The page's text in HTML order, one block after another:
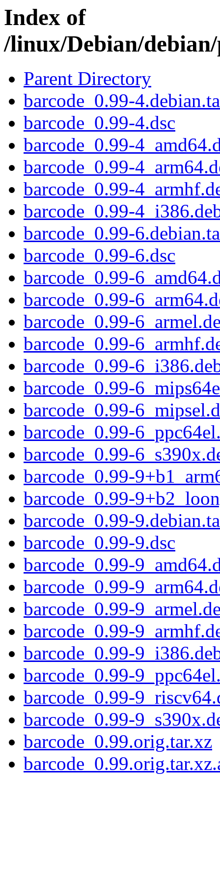
Index of
/linux/Debian/
Parent Directory
barcode_0.99-
barcode_0.99-4.dsc
barcode_0.99-
barcode_0.99-
barcode_0.99-
barcode_0.99-
barcode_0.99-
barcode_0.99-6.dsc
barcode_0.99-
barcode_0.99-
barcode_0.99-
barcode_0.99-
barcode_0.99-
barcode_0.99-
barcode_0.99-
barcode_0.99-
barcode_0.99-
barcode_0.99-
barcode_0.99-
barcode_0.99-
barcode_0.99-9.dsc
barcode_0.99-
barcode_0.99-
barcode_0.99-
barcode_0.99-
barcode_0.99-
barcode_0.99-
barcode_0.99-
barcode_0.99-
barcode_0.99.orig.tar.xz